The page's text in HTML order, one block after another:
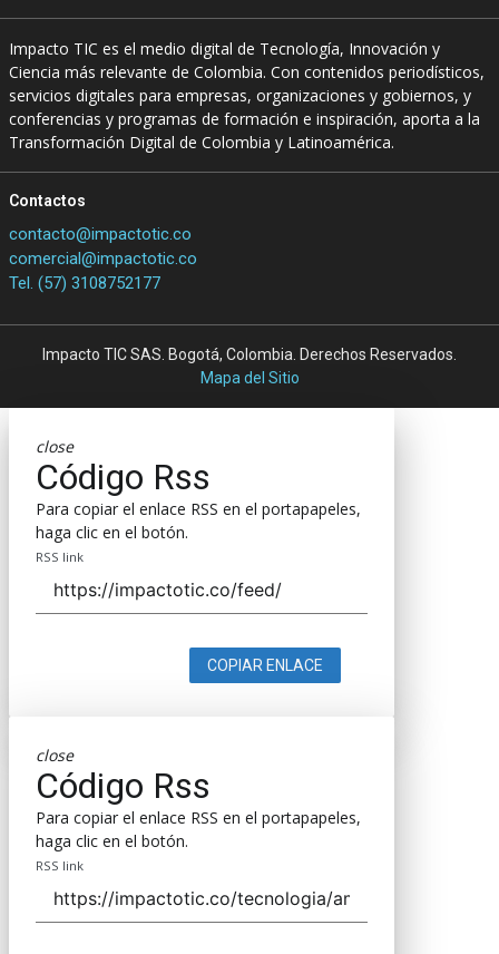
Impacto TIC es el medio digital de Tecnología, Innovación y
Ciencia más relevante de Colombia. Con contenidos periodísticos,
servicios digitales para empresas, organizaciones y gobiernos, y
conferencias y programas de formación e inspiración, aporta a la
Transformación Digital de Colombia y Latinoamérica.
Contactos
contacto@impactotic.co
comercial@impactotic.co
Tel. (57) 3108752177
Impacto TIC SAS. Bogotá, Colombia. Derechos Reservados.
Mapa del Sitio
close
Código Rss
Para copiar el enlace RSS en el portapapeles,
haga clic en el botón.
RSS link
COPIAR ENLACE
close
Código Rss
Para copiar el enlace RSS en el portapapeles,
haga clic en el botón.
RSS link